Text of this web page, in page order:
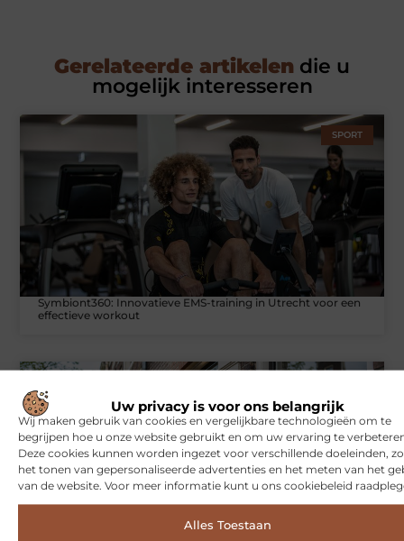
Uw privacy is voor ons belangrijk
Wij maken gebruik van cookies en vergelijkbare technologieën om te
begrijpen hoe u onze website gebruikt en om uw ervaring te
Deze cookies kunnen worden ingezet voor verschillende doeleinden,
het tonen van gepersonaliseerde advertenties en het meten van het
van de website. Voor meer informatie kunt u ons cookiebeleid
Alles Toestaan
Gerelateerde artikelen die u
mogelijk interesseren
SPORT
Symbiont360: Innovatieve EMS-training in Utrecht voor een
effectieve workout